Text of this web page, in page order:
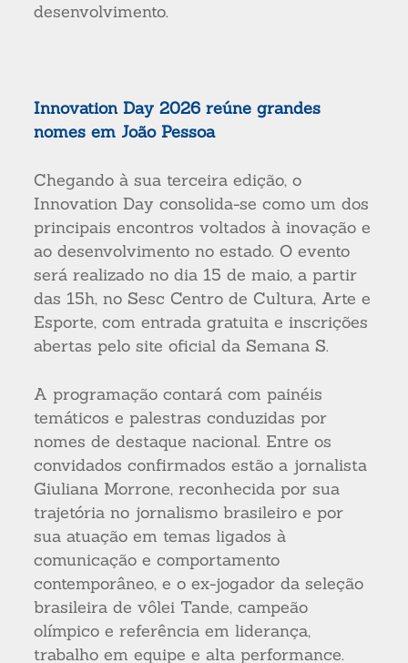
desenvolvimento.
Innovation Day 2026 reúne grandes
nomes em João Pessoa
Chegando à sua terceira edição, o
Innovation Day consolida-se como um dos
principais encontros voltados à inovação e
ao desenvolvimento no estado. O evento
será realizado no dia 15 de maio, a partir
das 15h, no Sesc Centro de Cultura, Arte e
Esporte, com entrada gratuita e inscrições
abertas pelo site oficial da Semana S.
A programação contará com painéis
temáticos e palestras conduzidas por
nomes de destaque nacional. Entre os
convidados confirmados estão a jornalista
Giuliana Morrone, reconhecida por sua
trajetória no jornalismo brasileiro e por
sua atuação em temas ligados à
comunicação e comportamento
contemporâneo, e o ex-jogador da seleção
brasileira de vôlei Tande, campeão
olímpico e referência em liderança,
trabalho em equipe e alta performance.